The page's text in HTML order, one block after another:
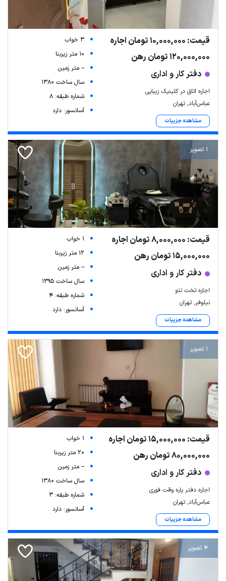
قیمت: 10,000,000 تومان اجاره
120,000,000 تومان رهن
دفتر کار و اداری
اجاره اتاق در کلینیک زیبایی
عباس‌آباد, تهران
مشاهده جزییات
3 خواب
10 متر زیربنا
-- متر زمین
سال ساخت 1380
شماره طبقه: 8
آسانسور: دارد
1 تصویر
قیمت: 8,000,000 تومان اجاره
15,000,000 تومان رهن
دفتر کار و اداری
اجاره تخت تتو
نیلوفر, تهران
مشاهده جزییات
1 خواب
12 متر زیربنا
-- متر زمین
سال ساخت 1395
شماره طبقه: 4
آسانسور: دارد
1 تصویر
قیمت: 15,000,000 تومان اجاره
80,000,000 تومان رهن
دفتر کار و اداری
اجاره دفتر پاره وقت فوری
عباس‌آباد, تهران
مشاهده جزییات
1 خواب
20 متر زیربنا
-- متر زمین
سال ساخت 1380
شماره طبقه: 3
آسانسور: دارد
4 تصویر